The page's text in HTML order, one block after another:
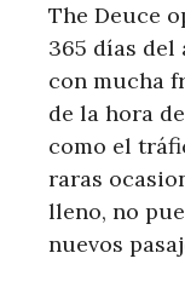
The Deuce
365 días del
con mucha
de la hora
como el
raras
lleno, no
nuevos